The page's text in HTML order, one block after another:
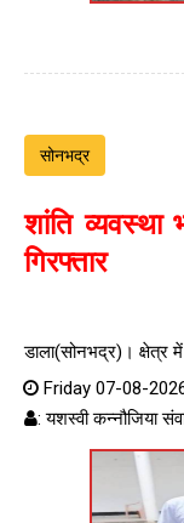
सोनभद्र
शांति व्यवस्था
गिरफ्तार
डाला(सोनभद्र)। क्षेत्र
Friday 07-08-
: यशस्वी कन्नौजिया